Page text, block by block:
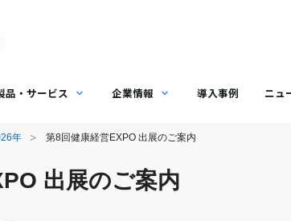
品・サービス 企業情報 導入事例 ニュ
年 第8回健康経営EXPO 出展のご案内
出展のご案内